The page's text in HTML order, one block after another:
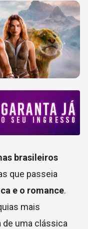
brasileiros
que passeia
e o romance.
mais
de uma clássica